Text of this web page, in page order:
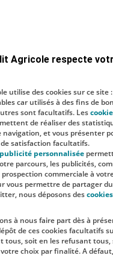
NOUS SUR LES
SOCIAUX
Agricole respecte
utilise des cookies sur ce site
car utilisés à des fins de
sont facultatifs. Les
de réaliser des
navigation, et vous présenter
satisfaction facultatifs.
personnalisée
parcours, les publicités,
commerciale à
vous permettre de partager
nous déposons des
à nous faire part dès à
de ces cookies facultatifs
tous, soit en les refusant tous,
choix par finalité. A